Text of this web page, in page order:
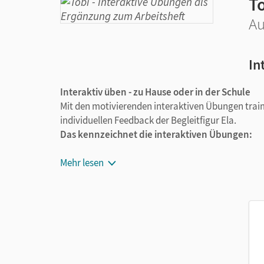
Interaktiv üben - zu Hause oder in der Schule
Mit den motivierenden interaktiven Übungen
individuellen Feedback der Begleitfigur Ela.
Das kennzeichnet die interaktiven Übungen:
Übungen zu allen Lerninhalten:
Erstklässler intuitiv zurecht. Die
Zahlreiche Übungen
Mehr lesen